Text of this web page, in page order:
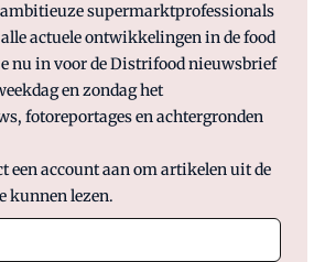
supermarktprofessionals
actuele ontwikkelingen in de food
nu in voor de Distrifood nieuwsbrief
en zondag het
fotoreportages en achtergronden
een account aan om artikelen uit de
kunnen lezen.